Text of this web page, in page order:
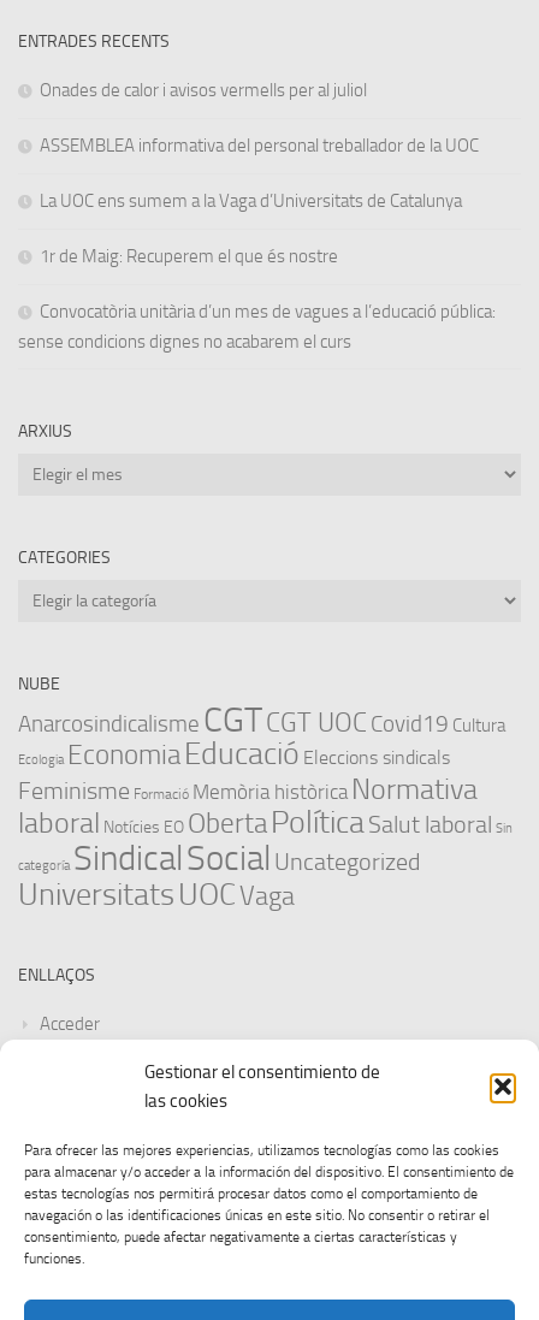
Gestionar el consentimiento de
las cookies
Para ofrecer las mejores experiencias, utilizamos tecnologías como las cookies
para almacenar y/o acceder a la información del dispositivo. El consentimiento de
estas tecnologías nos permitirá procesar datos como el comportamiento de
navegación o las identificaciones únicas en este sitio. No consentir o retirar el
consentimiento, puede afectar negativamente a ciertas características y
funciones.
ENTRADES RECENTS
Onades de calor i avisos vermells per al juliol
ASSEMBLEA informativa del personal treballador de la UOC
La UOC ens sumem a la Vaga d’Universitats de Catalunya
1r de Maig: Recuperem el que és nostre
Convocatòria unitària d’un mes de vagues a l’educació pública:
sense condicions dignes no acabarem el curs
ARXIUS
Arxius
CATEGORIES
Categories
NUBE
Anarcosindicalisme CGTCGT UOC Covid19 Cultura
Ecologia EconomiaEducació Eleccions sindicals
Feminisme Formació Memòria històrica Normativa
laboral Notícies EO ObertaPolíticaSalut laboral Sin
categoría SindicalSocial Uncategorized
UniversitatsUOCVaga
ENLLAÇOS
Acceder
Feed de entradas
WordPress.org